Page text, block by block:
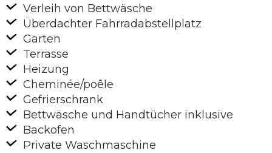
Verleih von Bettwäsche
Überdachter Fahrradabstellplatz
Garten
Terrasse
Heizung
Cheminée/poêle
Gefrierschrank
Bettwäsche und Handtücher inklusive
Backofen
Private Waschmaschine